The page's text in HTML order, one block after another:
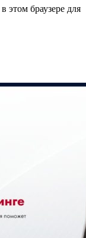
этом браузере для